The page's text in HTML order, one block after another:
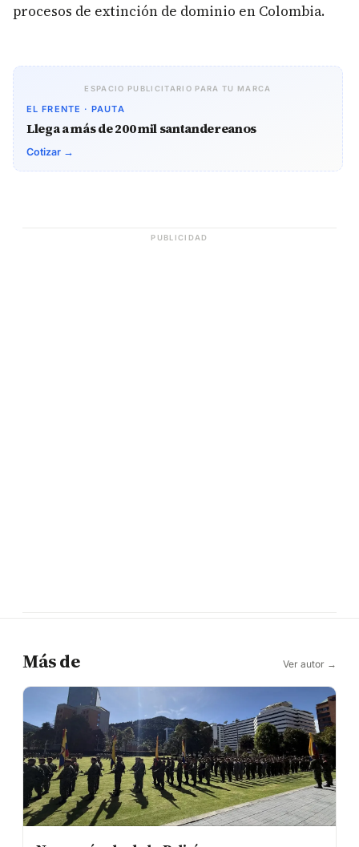
procesos de extinción de dominio en Colombia.
ESPACIO PUBLICITARIO PARA TU MARCA
EL FRENTE · PAUTA
Llega a más de 200 mil santandereanos
Cotizar →
PUBLICIDAD
Más de Ver autor →